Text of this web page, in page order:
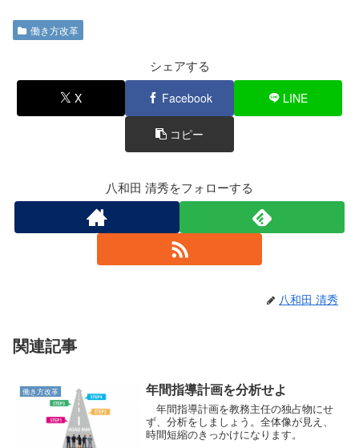
c
e
b
o
tt
er
働き方改革
シェアする
X Facebook LINE
コピー
八和田 清秀をフォローする
八和田 清秀
関連記事
働き方改革 年間指導計画を分析せよ
年間指導計画を教務主任の独占物にせ
ず、分析をしましょう。全体像が見え、
時間短縮のきっかけになります。